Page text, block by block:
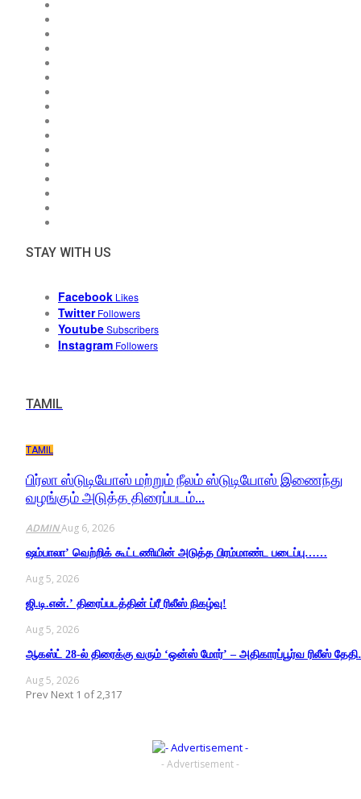
STAY WITH US
Facebook Likes
Twitter Followers
YoutubeSubscribers
Instagram Followers
TAMIL
TAMIL
பிர்லா ஸ்டுடியோஸ் மற்றும் நீலம் ஸ்டுடியோஸ் இணைந்து
வழங்கும் அடுத்த திரைப்படம்…
ADMINAug 6, 2026
ஷம்பாலா’ வெற்றிக் கூட்டணியின் அடுத்த பிரம்மாண்ட படைப்பு……
Aug 5, 2026
ஜி.டி.என்.’ திரைப்படத்தின் ப்ரீ ரிலீஸ் நிகழ்வு!
Aug 5, 2026
ஆகஸ்ட் 28-ல் திரைக்கு வரும் ‘ஒன்ஸ் மோர்’ – அதிகாரப்பூர்வ ரிலீஸ்
Aug 5, 2026
Prev Next 1 of 2,317
- Advertisement -